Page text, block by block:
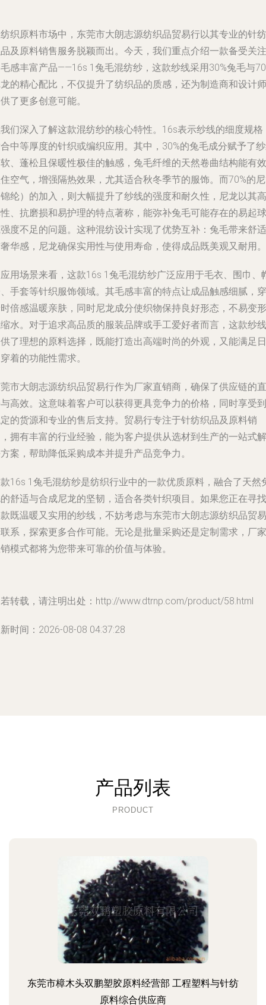
织原料市场中，东莞市大朗志源纺织品贸易行以其专业的针纺
及原料销售服务脱颖而出。今天，我们重点介绍一款备受关注
感丰富产品——16s 1兔毛混纺纱，这款纱线采用30%兔毛与
的精心配比，不仅提升了纺织品的质感，还为制造商和设计师
了更多创意可能。
们深入了解这款混纺纱的核心特性。16s表示纱线的细度规格
中等厚度的针织或编织应用。其中，30%的兔毛成分赋予了
、蓬松且保暖性极佳的触感，兔毛纤维的天然卷曲结构能有效
空气，增强隔热效果，尤其适合秋冬季节的服饰。而70%的
纶）的加入，则大幅提升了纱线的强度和耐久性，尼龙以其高
、抗磨损和易护理的特点著称，能弥补兔毛可能存在的易起球
度不足的问题。这种混纺设计实现了优势互补：兔毛带来舒适
华感，尼龙确保实用性与使用寿命，使得成品既美观又耐用。
用场景来看，这款16s 1兔毛混纺纱广泛应用于毛衣、围巾、
手套等针织服饰领域。其毛感丰富的特点让成品触感细腻，穿
倍感温暖亲肤，同时尼龙成分使织物保持良好形态，不易变形
水。对于追求高品质的服装品牌或手工爱好者而言，这款纱线
了理想的原料选择，既能打造出高端时尚的外观，又能满足日
着的功能性需求。
市大朗志源纺织品贸易行作为厂家直销商，确保了供应链的直
高效。这意味着客户可以获得更具竞争力的价格，同时享受到
的货源和专业的售后支持。贸易行专注于针纺织品及原料销
拥有丰富的行业经验，能为客户提供从选材到生产的一站式解
案，帮助降低采购成本并提升产品竞争力。
16s 1兔毛混纺纱是纺织行业中的一款优质原料，融合了天然
舒适与合成尼龙的坚韧，适合各类针织项目。如果您正在寻找
既温暖又实用的纱线，不妨考虑与东莞市大朗志源纺织品贸易
系，探索更多合作可能。无论是批量采购还是定制需求，厂家
模式都将为您带来可靠的价值与体验。
转载，请注明出处：http://www.dtrnp.com/product/58.html
时间：2026-08-08 04:37:28
产品列表
PRODUCT
东莞市樟木头双鹏塑胶原料经营部 工程塑料与针纺
原料综合供应商